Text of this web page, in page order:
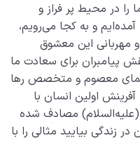
متخصص همه
به یک متخصص
فرآیندی گفته
در محیط پر فراز و
و به کجا می‌رویم،
این معشوق
پیامبران برای سعادت ما
معصوم و متخصص رها
اولین انسان با
مصادف شده
زندگی بیایید مثالی را با